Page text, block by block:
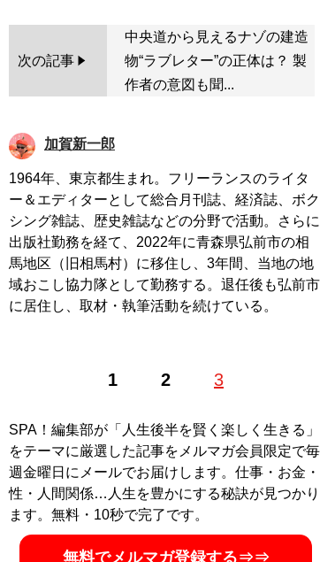
次の記事
中央道から見えるナゾの建造
物“ラブレター”の正体は？ 製
作者の意図も聞...
加賀新一郎
1964年、東京都生まれ。フリーランスのライタ
ー＆エディターとして総合月刊誌、経済誌、ボク
シング雑誌、歴史雑誌などの分野で活動。さらに
出版社勤務を経て、2022年に青森県弘前市の相
馬地区（旧相馬村）に移住し、3年間、当地の地
域おこし協力隊として勤務する。退任後も弘前市
に居住し、取材・執筆活動を続けている。
1 2 3
SPA！編集部が「人生後半を賢く楽しく生きる」
をテーマに厳選した記事をメルマガ会員限定で毎
週金曜日にメールでお届けします。仕事・お金・
性・人間関係…人生を豊かにする秘訣が見つかり
ます。無料・10秒で完了です。
無料でメルマガ登録する⇒⇒